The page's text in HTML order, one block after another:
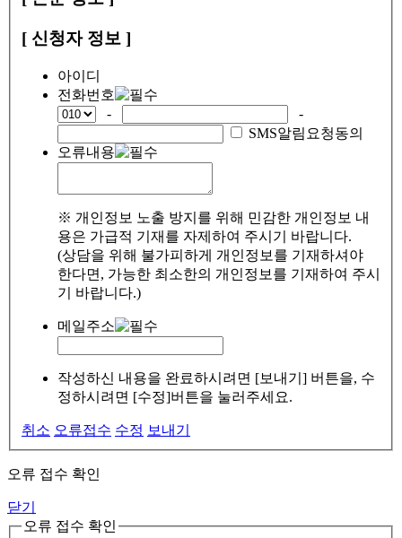
[ 신청자 정보 ]
아이디
전화번호
-
-
SMS알림요청동의
오류내용
※ 개인정보 노출 방지를 위해 민감한 개인정보 내
용은 가급적 기재를 자제하여 주시기 바랍니다.
(상담을 위해 불가피하게 개인정보를 기재하셔야
한다면, 가능한 최소한의 개인정보를 기재하여 주시
기 바랍니다.)
메일주소
작성하신 내용을 완료하시려면 [보내기] 버튼을, 수
정하시려면 [수정]버튼을 눌러주세요.
취소 오류접수 수정 보내기
오류 접수 확인
닫기
오류 접수 확인